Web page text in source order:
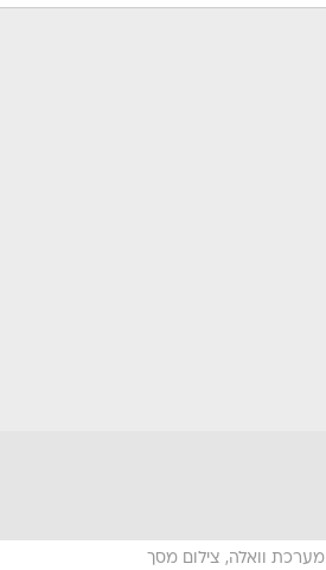
מערכת וואלה, צילום מסך